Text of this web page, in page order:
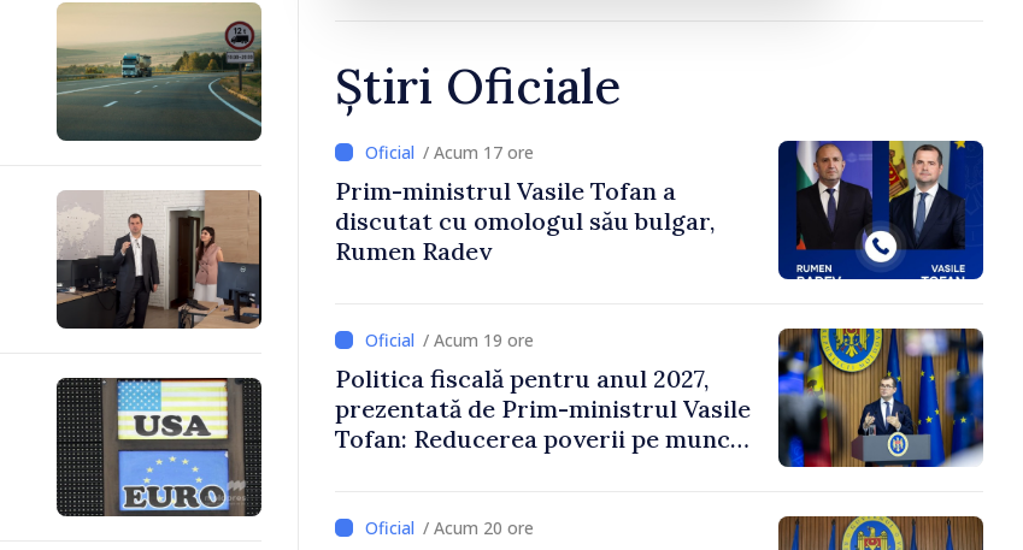
Știri Oficiale
/ Acum 17 ore
Prim-ministrul Vasile Tofan a
discutat cu omologul său bulgar,
Rumen Radev
/ Acum 19 ore
Politica fiscală pentru anul 2027,
prezentată de Prim-ministrul Vasile
Tofan: Reducerea poverii pe muncă,
/ Acum 20 ore